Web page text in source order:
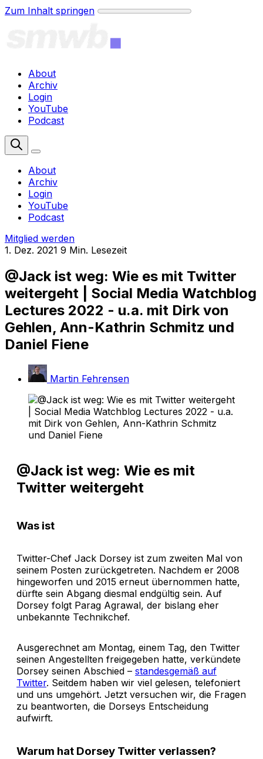
Zum Inhalt springen
About
Archiv
Login
YouTube
Podcast
About
Archiv
Login
YouTube
Podcast
Mitglied werden
1. Dez. 2021 9 Min. Lesezeit
@Jack ist weg: Wie es mit Twitter
weitergeht | Social Media Watchblog
Lectures 2022 - u.a. mit Dirk von
Gehlen, Ann-Kathrin Schmitz und
Daniel Fiene
Martin Fehrensen
@Jack ist weg: Wie es mit
Twitter weitergeht
Was ist
Twitter-Chef Jack Dorsey ist zum zweiten Mal von
seinem Posten zurückgetreten. Nachdem er 2008
hingeworfen und 2015 erneut übernommen hatte,
dürfte sein Abgang diesmal endgültig sein. Auf
Dorsey folgt Parag Agrawal, der bislang eher
unbekannte Technikchef.
Ausgerechnet am Montag, einem Tag, den Twitter
seinen Angestellten freigegeben hatte, verkündete
Dorsey seinen Abschied – standesgemäß auf
Twitter. Seitdem haben wir viel gelesen, telefoniert
und uns umgehört. Jetzt versuchen wir, die Fragen
zu beantworten, die Dorseys Entscheidung
aufwirft.
Warum hat Dorsey Twitter verlassen?